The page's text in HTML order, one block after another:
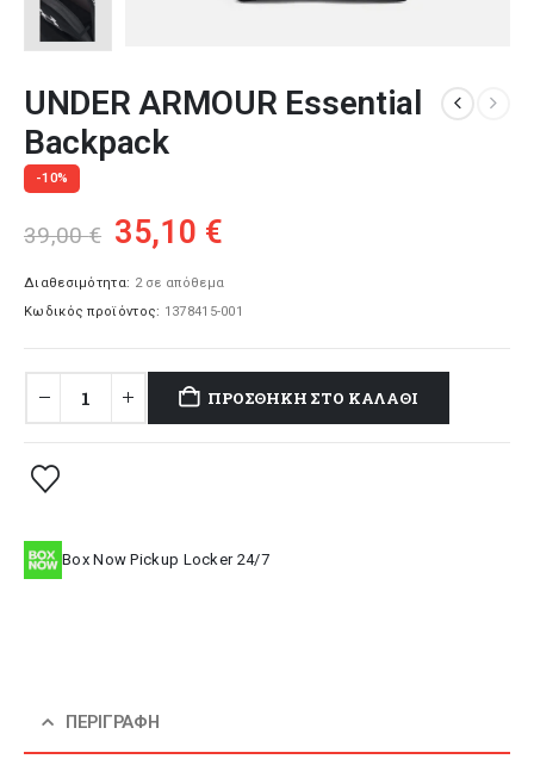
UNDER ARMOUR Essential
Backpack
-10%
39,00€ Original
was:
39,00 €.
35,10 €
τιμή
είναι:
35,10 €.
Διαθεσιμότητα: 2 σε απόθεμα
Κωδικός προϊόντος: 1378415-001
ΠΡΟΣΘΉΚΗ ΣΤΟ ΚΑΛΆΘΙ
Box Now Pickup Locker 24/7
ΠΕΡΙΓΡΑΦΉ